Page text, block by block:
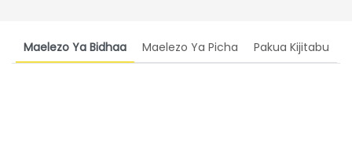
Maelezo Ya Bidhaa Maelezo Ya Picha Pakua Kijitabu